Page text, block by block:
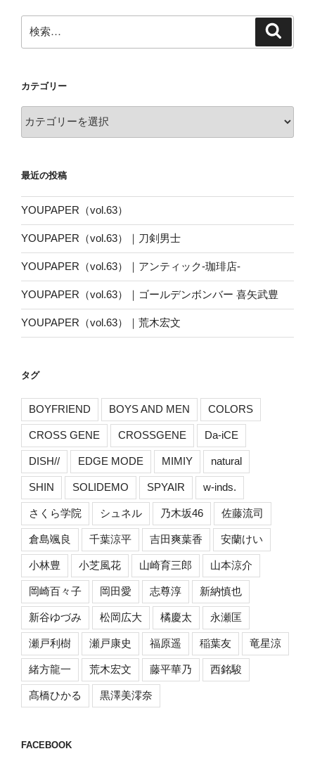
索:
カテゴリー
テ
ー
最近の投稿
YOUPAPER（vol.63）
YOUPAPER（vol.63）｜刀剣男士
YOUPAPER（vol.63）｜アンティック-珈琲店-
YOUPAPER（vol.63）｜ゴールデンボンバー 喜矢武豊
YOUPAPER（vol.63）｜荒木宏文
タグ
BOYFRIEND BOYS AND MEN COLORS
CROSS GENE CROSSGENE Da-iCE
DISH// EDGE MODE MIMIY natural
SHIN SOLIDEMO SPYAIR w-inds.
さくら学院 シュネル 乃木坂46 佐藤流司
倉島颯良 千葉涼平 吉田爽葉香 安蘭けい
小林豊 小芝風花 山崎育三郎 山本涼介
岡崎百々子 岡田愛 志尊淳 新納慎也
新谷ゆづみ 松岡広大 橘慶太 永瀬匡
瀬戸利樹 瀬戸康史 福原遥 稲葉友 竜星涼
緒方龍一 荒木宏文 藤平華乃 西銘駿
髙橋ひかる 黒澤美澪奈
FACEBOOK